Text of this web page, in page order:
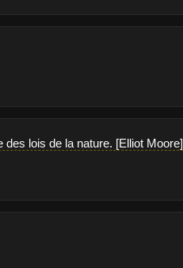
lois de la nature. [Elliot Moore]